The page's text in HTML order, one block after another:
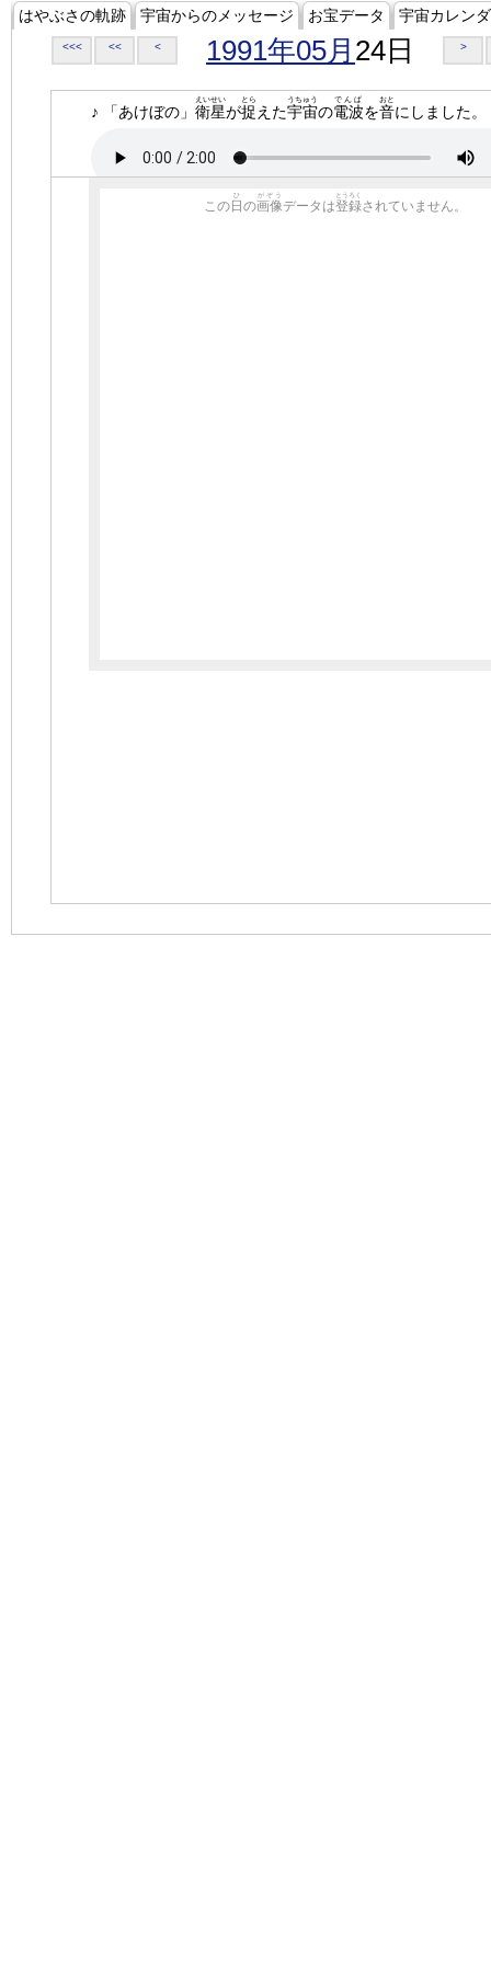
はやぶさの軌跡 宇宙からのメッセージ お宝データ 宇宙カレン
<<< << < 1991年05月 24日 >
♪ 「あけぼの」 衛星
えいせい
が捉
とら
えた宇宙
うちゅう
の電波
でんぱ
を音
おと
にしました。
この 日
ひ
の画像
がぞう
データは登録
とうろく
されていません。